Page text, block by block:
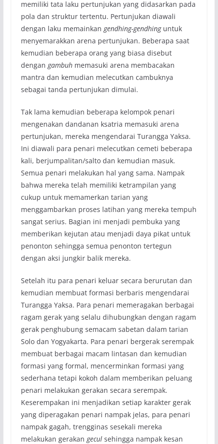
memiliki tata laku pertunjukan yang didasarkan pada
pola dan struktur tertentu. Pertunjukan diawali
dengan laku memainkan gendhing-gendhinguntuk
menyemarakkan arena pertunjukan. Beberapa saat
kemudian beberapa orang yang biasa disebut
dengan gambuhmemasuki arena membacakan
mantra dan kemudian melecutkan cambuknya
sebagai tanda pertunjukan dimulai.
Tak lama kemudian beberapa kelompok penari
mengenakan dandanan ksatria memasuki arena
pertunjukan, mereka mengendarai Turangga Yaksa.
Ini diawali para penari melecutkan cemeti beberapa
kali, berjumpalitan/salto dan kemudian masuk.
Semua penari melakukan hal yang sama. Nampak
bahwa mereka telah memiliki ketrampilan yang
cukup untuk memamerkan tarian yang
menggambarkan proses latihan yang mereka tempuh
sangat serius. Bagian ini menjadi pembuka yang
memberikan kejutan atau menjadi daya pikat untuk
penonton sehingga semua penonton tertegun
dengan aksi jungkir balik mereka.
Setelah itu para penari keluar secara berurutan dan
kemudian membuat formasi berbaris mengendarai
Turangga Yaksa. Para penari memeragakan berbagai
ragam gerak yang selalu dihubungkan dengan ragam
gerak penghubung semacam sabetan dalam tarian
Solo dan Yogyakarta. Para penari bergerak serempak
membuat berbagai macam lintasan dan kemudian
formasi yang formal, mencerminkan formasi yang
sederhana tetapi kokoh dalam memberikan peluang
penari melakukan gerakan secara serempak.
Keserempakan ini menjadikan setiap karakter gerak
yang diperagakan penari nampak jelas, para penari
nampak gagah, trengginas sesekali mereka
melakukan gerakan geculsehingga nampak kesan